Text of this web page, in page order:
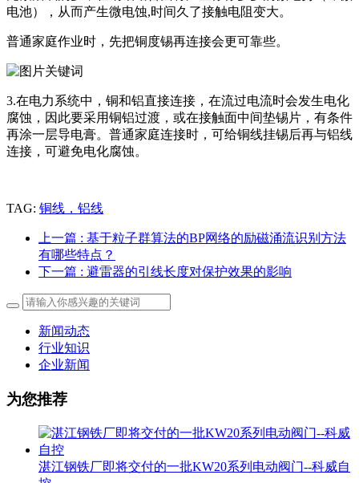
电池），从而产生微电蚀,时间久了接触电阻变大。
普通家庭作业时，先把铜度锡再连接会更可靠些。
3.在电力系统中，铜和铝直接连接，在流过电流时会发生电化
腐蚀，因此要采用铜铝过渡，或在接触面中间垫锡片，有条件
再涂一层导电膏。普通家庭连接时，可给铜线挂锡后再与铝线
连接，可避免电化腐蚀。
TAG: 铜线，铝线
上一篇 : 基于粒子群算法的BP网络的励磁涌流识别方法
有哪些特点？
下一篇 : 避雷器的引线长度对保护效果的影响
新闻动态
行业知识
企业新闻
为您推荐
湛江钢铁厂即将交付的一批KW20系列电动阀门--科威自